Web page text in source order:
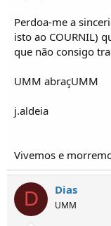
Perdoa-me a
isto ao COURNIL)
que não consigo
UMM abraçUMM
j.aldeia
Vivemos e
D Dias
UMM